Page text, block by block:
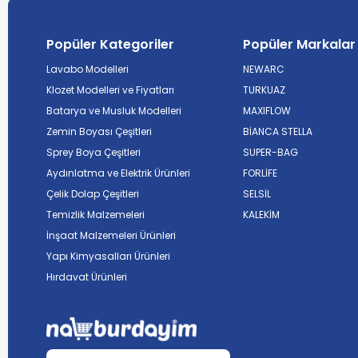
Popüler Kategoriler
Lavabo Modelleri
Klozet Modelleri ve Fiyatları
Batarya ve Musluk Modelleri
Zemin Boyası Çeşitleri
Sprey Boya Çeşitleri
Aydınlatma ve Elektrik Ürünleri
Çelik Dolap Çeşitleri
Temizlik Malzemeleri
İnşaat Malzemeleri Ürünleri
Yapı Kimyasalları Ürünleri
Hırdavat Ürünleri
Popüler Markalar
NEWARC
TURKUAZ
MAXIFLOW
BİANCA STELLA
SUPER-BAG
FORLİFE
SELSİL
KALEKİM